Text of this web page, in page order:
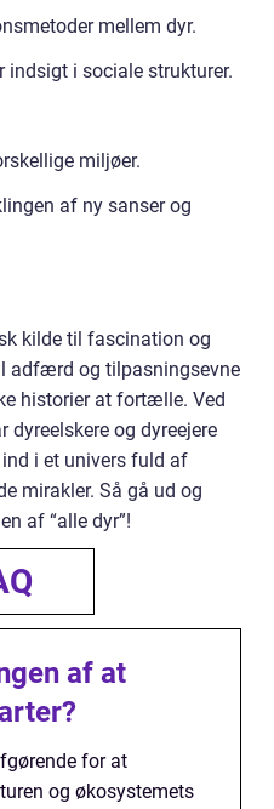
mellem dyr.
i sociale strukturer.
miljøer.
af ny sanser og
kilde til fascination og
adfærd og tilpasningsevne
historier at fortælle. Ved
dyreelskere og dyreejere
i et univers fuld af
mirakler. Så gå ud og
af “alle dyr”!
af at
for at
og økosystemets